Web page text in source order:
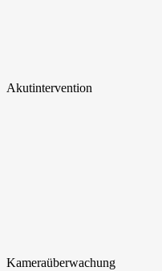
Akutintervention
Kameraüberwachung